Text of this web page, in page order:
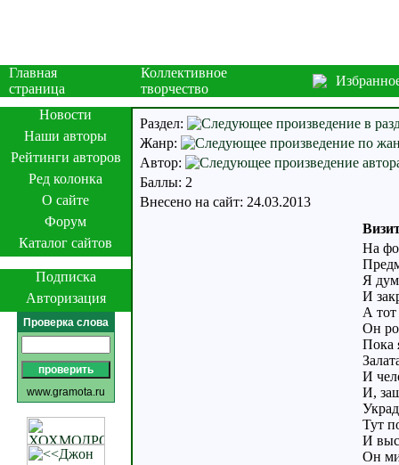
Главная
страница
Коллективное
творчество
Новости
Наши авторы
Рейтинги авторов
Ред колонка
О сайте
Форум
Каталог сайтов
Подписка
Авторизация
Проверка слова
www.gramota.ru
Раздел:
Жанр:
Автор:
Баллы: 2
Внесено на сайт: 24.03.2013
На
Я
И
А тот
Он
Пока
И
И,
Тут
И
Он